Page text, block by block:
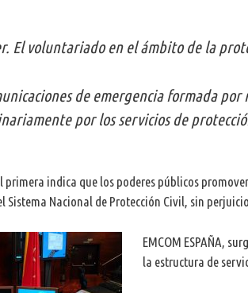
El voluntariado en el ámbito de la
de emergencia formada
por los servicios de
primera indica que los poderes públicos
Sistema Nacional de Protección Civil, sin
EMCOM ESPAÑA,
la estructura de